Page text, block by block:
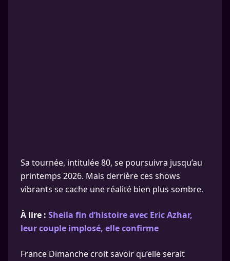
Sa tournée, intitulée 80, se poursuivra jusqu’au
printemps 2026. Mais derrière ces shows
vibrants se cache une réalité bien plus sombre.
À lire : Sheila fin d’histoire avec Eric Azhar,
leur couple implosé, elle confirme
France Dimanche croit savoir qu’elle serait